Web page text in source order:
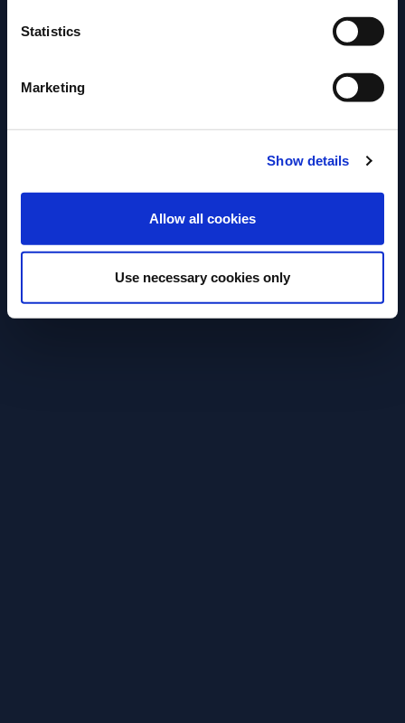
Statistics
Marketing
Show details
Allow all cookies
Use necessary cookies only
ENTER